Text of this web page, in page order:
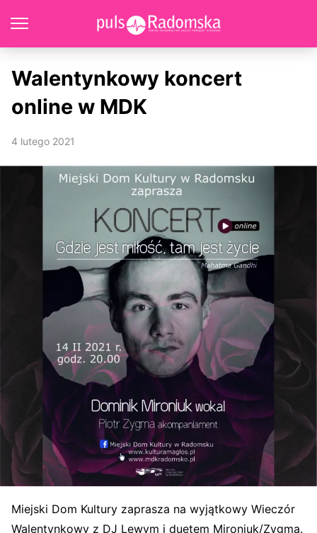
Walentynkowy koncert
online w MDK
4 lutego 2021
Miejski Dom Kultury zaprasza na wyjątkowy Wieczór
Walentynkowy z DJ Lewym i duetem Mironiuk/Zygma.